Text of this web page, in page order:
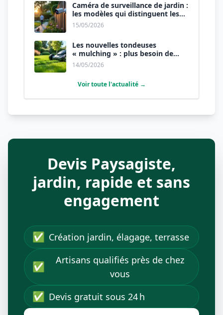
Caméra de surveillance de jardin :
les modèles qui distinguent les
humains des animaux.
15/05/2026
Les nouvelles tondeuses
« mulching » : plus besoin de
ramasser l’herbe.
14/05/2026
Voir toute l'actualité →
Devis Paysagiste,
jardin, rapide et sans
engagement
✅ Création jardin, élagage, terrasse
✅
Artisans qualifiés près de chez
vous
✅ Devis gratuit sous 24 h